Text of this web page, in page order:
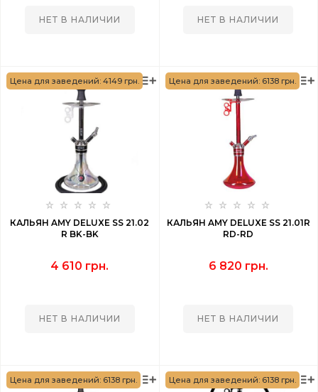
НЕТ В НАЛИЧИИ НЕТ В НАЛИЧИИ
Цена для заведений: 4149 грн.
КАЛЬЯН AMY DELUXE SS 21.02
R BK-BK
4 610 грн.
НЕТ В НАЛИЧИИ
Цена для заведений: 6138 грн.
КАЛЬЯН AMY DELUXE SS 21.01R
RD-RD
6 820 грн.
НЕТ В НАЛИЧИИ
Цена для заведений: 6138 грн. Цена для заведений: 6138 грн.